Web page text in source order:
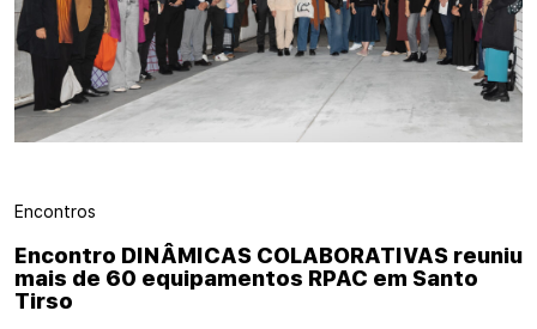
Encontros
Encontro DINÂMICAS COLABORATIVAS reuniu
mais de 60 equipamentos RPAC em Santo
Tirso